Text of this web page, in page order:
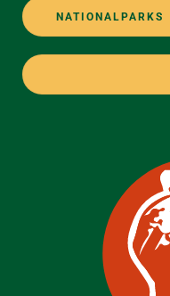
NATIONALPARKS